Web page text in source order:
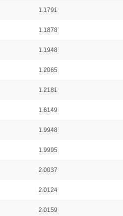
1.1791
1.1878
1.1948
1.2065
1.2181
1.6149
1.9948
1.9995
2.0037
2.0124
2.0159